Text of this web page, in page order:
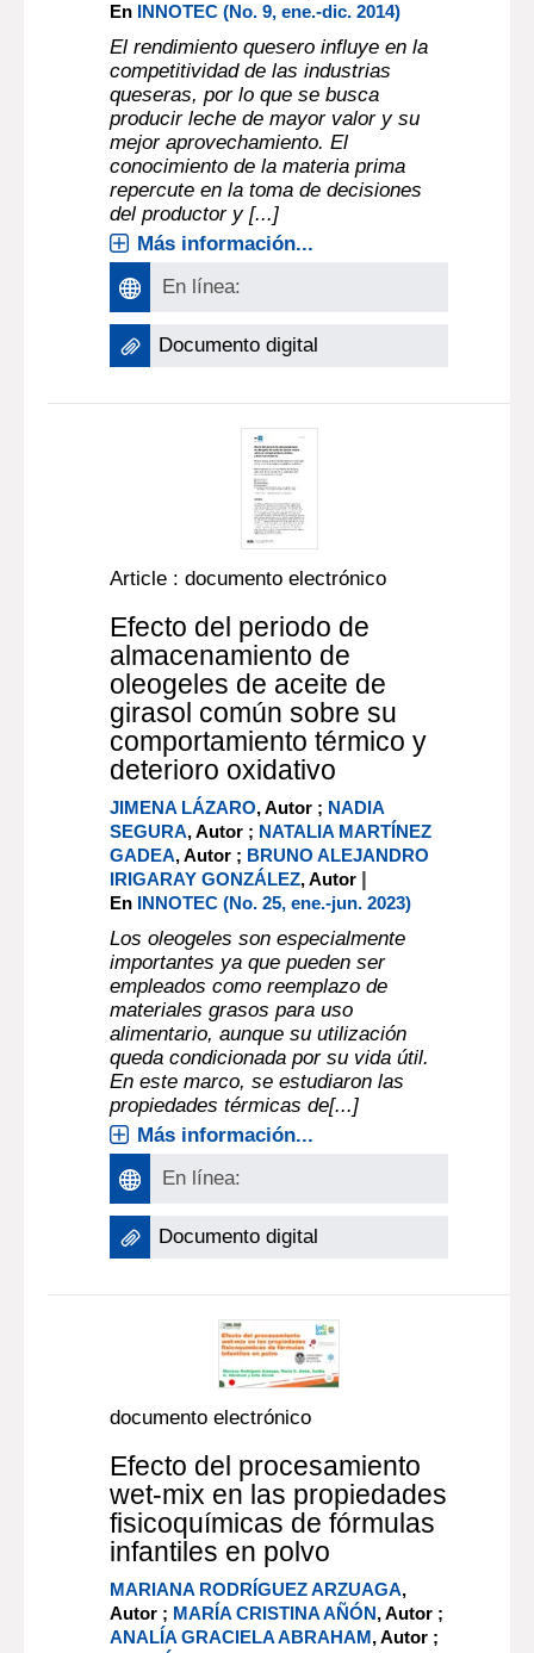
En INNOTEC (No. 9, ene.-dic. 2014)
El rendimiento quesero influye en la
competitividad de las industrias
queseras, por lo que se busca
producir leche de mayor valor y su
mejor aprovechamiento. El
conocimiento de la materia prima
repercute en la toma de decisiones
del productor y [...]
Más información...
En línea:
Documento digital
Article : documento electrónico
Efecto del periodo de
almacenamiento de
oleogeles de aceite de
girasol común sobre su
comportamiento térmico y
deterioro oxidativo
JIMENA LÁZARO, Autor ; NADIA
SEGURA, Autor ; NATALIA MARTÍNEZ
GADEA, Autor ; BRUNO ALEJANDRO
IRIGARAY GONZÁLEZ, Autor |
En INNOTEC (No. 25, ene.-jun. 2023)
Los oleogeles son especialmente
importantes ya que pueden ser
empleados como reemplazo de
materiales grasos para uso
alimentario, aunque su utilización
queda condicionada por su vida útil.
En este marco, se estudiaron las
propiedades térmicas de[...]
Más información...
En línea:
Documento digital
documento electrónico
Efecto del procesamiento
wet-mix en las propiedades
fisicoquímicas de fórmulas
infantiles en polvo
MARIANA RODRÍGUEZ ARZUAGA,
Autor ; MARÍA CRISTINA AÑÓN, Autor ;
ANALÍA GRACIELA ABRAHAM, Autor ;